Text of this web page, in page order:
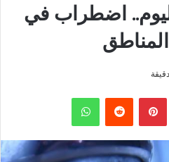
اضطراب في
بينتيريست واتساب